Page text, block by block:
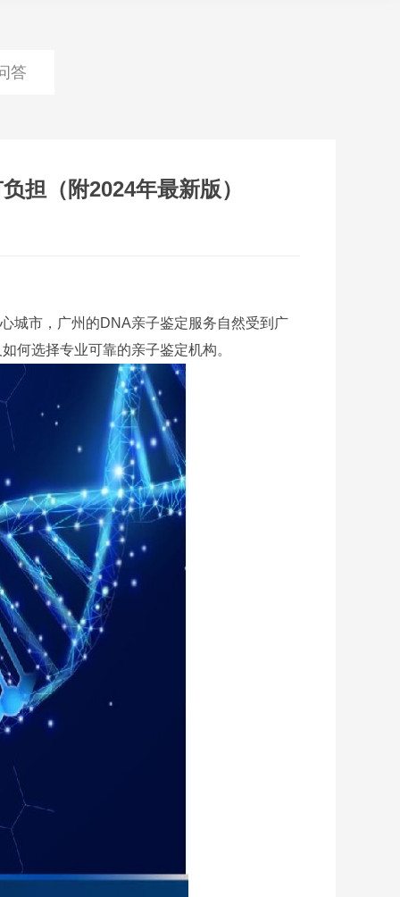
答
担（附2024年最新版）
市，广州的DNA亲子鉴定服务自然受到广
何选择专业可靠的亲子鉴定机构。